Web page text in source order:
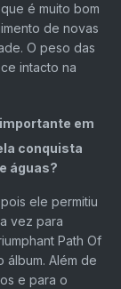
é muito bom
de novas
O peso das
intacto na
em
conquista
águas?
ele permitiu
vez para
Path Of
álbum. Além de
e para o